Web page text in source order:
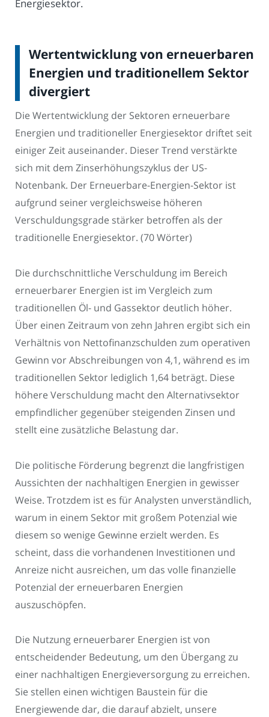
Energiesektor.
Wertentwicklung von erneuerbaren
Energien und traditionellem Sektor
divergiert
Die Wertentwicklung der Sektoren erneuerbare
Energien und traditioneller Energiesektor driftet seit
einiger Zeit auseinander. Dieser Trend verstärkte
sich mit dem Zinserhöhungszyklus der US-
Notenbank. Der Erneuerbare-Energien-Sektor ist
aufgrund seiner vergleichsweise höheren
Verschuldungsgrade stärker betroffen als der
traditionelle Energiesektor. (70 Wörter)
Die durchschnittliche Verschuldung im Bereich
erneuerbarer Energien ist im Vergleich zum
traditionellen Öl- und Gassektor deutlich höher.
Über einen Zeitraum von zehn Jahren ergibt sich ein
Verhältnis von Nettofinanzschulden zum operativen
Gewinn vor Abschreibungen von 4,1, während es im
traditionellen Sektor lediglich 1,64 beträgt. Diese
höhere Verschuldung macht den Alternativsektor
empfindlicher gegenüber steigenden Zinsen und
stellt eine zusätzliche Belastung dar.
Die politische Förderung begrenzt die langfristigen
Aussichten der nachhaltigen Energien in gewisser
Weise. Trotzdem ist es für Analysten unverständlich,
warum in einem Sektor mit großem Potenzial wie
diesem so wenige Gewinne erzielt werden. Es
scheint, dass die vorhandenen Investitionen und
Anreize nicht ausreichen, um das volle finanzielle
Potenzial der erneuerbaren Energien
auszuschöpfen.
Die Nutzung erneuerbarer Energien ist von
entscheidender Bedeutung, um den Übergang zu
einer nachhaltigen Energieversorgung zu erreichen.
Sie stellen einen wichtigen Baustein für die
Energiewende dar, die darauf abzielt, unsere